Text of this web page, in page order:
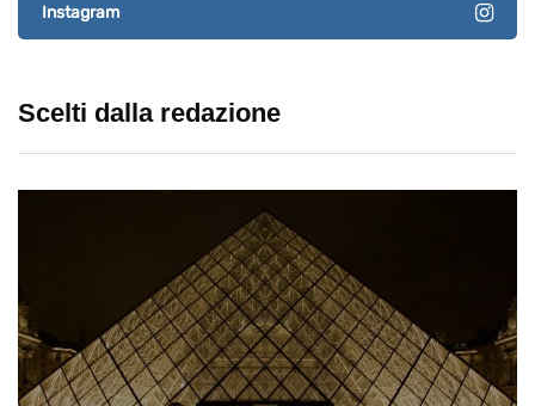
Instagram
Scelti dalla redazione